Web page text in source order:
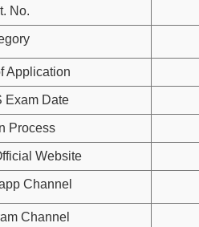
No.
Application
Exam Date
Process
Website
Channel
Channel